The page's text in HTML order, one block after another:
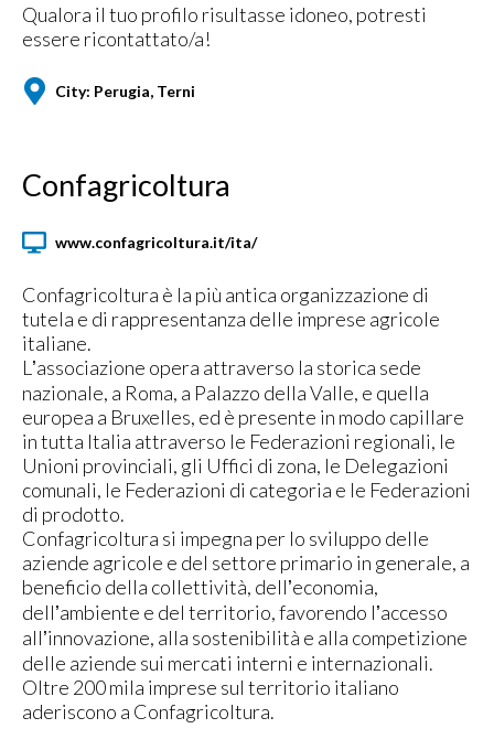
Qualora il tuo profilo risultasse idoneo, potresti
essere ricontattato/a!
City: Perugia, Terni
Confagricoltura
www.confagricoltura.it/ita/
Confagricoltura è la più antica organizzazione di
tutela e di rappresentanza delle imprese agricole
italiane.
Lʼassociazione opera attraverso la storica sede
nazionale, a Roma, a Palazzo della Valle, e quella
europea a Bruxelles, ed è presente in modo capillare
in tutta Italia attraverso le Federazioni regionali, le
Unioni provinciali, gli Uffici di zona, le Delegazioni
comunali, le Federazioni di categoria e le Federazioni
di prodotto.
Confagricoltura si impegna per lo sviluppo delle
aziende agricole e del settore primario in generale, a
beneficio della collettività, dellʼeconomia,
dellʼambiente e del territorio, favorendo lʼaccesso
allʼinnovazione, alla sostenibilità e alla competizione
delle aziende sui mercati interni e internazionali.
Oltre 200 mila imprese sul territorio italiano
aderiscono a Confagricoltura.